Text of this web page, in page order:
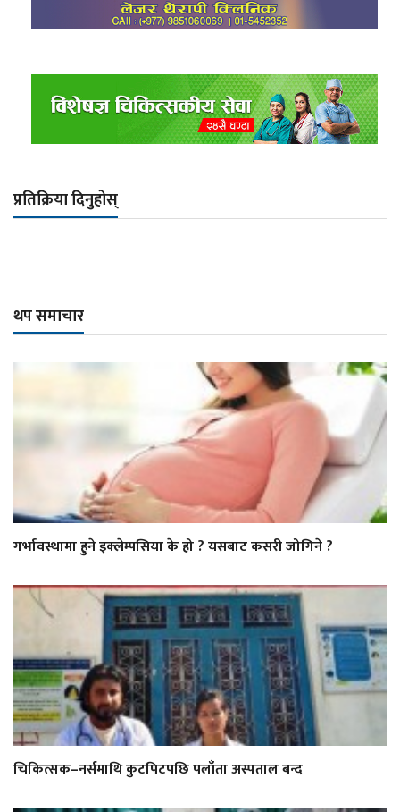
प्रतिक्रिया दिनुहोस्
थप समाचार
गर्भावस्थामा हुने इक्लेम्पसिया के हो ? यसबाट कसरी जोगिने ?
चिकित्सक–नर्समाथि कुटपिटपछि पलाँता अस्पताल बन्द